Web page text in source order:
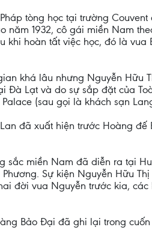
tòng học tại trường
1932, cô gái miền Nam
khi hoàn tất việc học, đó là
khá lâu nhưng Nguyễn Hữu
Lạt và do sự sắp đặt của
(sau gọi là khách sạn
đã xuất hiện trước Hoàng
miền Nam đã diễn ra tại
Sự kiện Nguyễn Hữu
đời vua Nguyễn trước kia,
Bảo Đại đã ghi lại trong